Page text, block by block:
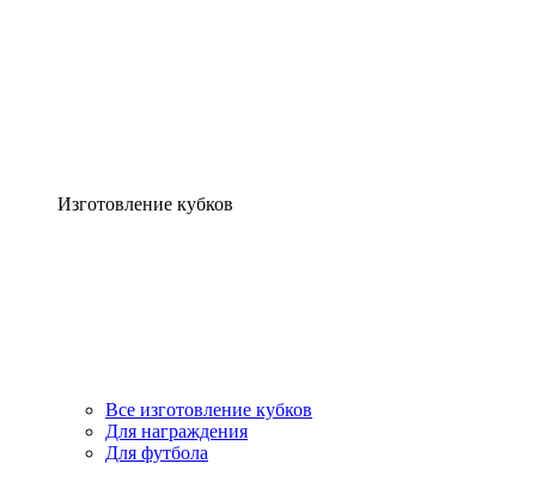
Изготовление кубков
Все изготовление кубков
Для награждения
Для футбола